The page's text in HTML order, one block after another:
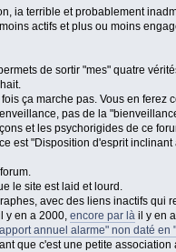
ia terrible et probablement
actifs et plus ou moins
de sortir "mes" quatre
ça marche pas. Vous en ferez
pas de la
et les psychorigides de ce
est "Disposition d'esprit
le site est laid et lourd.
avec des liens inactifs qui
y en a 2000, encore par làil y en a
annuel alarme" non daté en
que c'est une petite